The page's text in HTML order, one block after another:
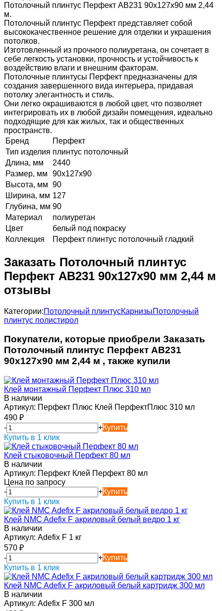
Потолочный плинтус Перфект AB231 90х127х90 мм 2,44
м.
Потолочный плинтус Перфект представляет собой
высококачественное решение для отделки и украшения
потолков.
Изготовленный из прочного полиуретана, он сочетает в
себе легкость установки, прочность и устойчивость к
воздействию влаги и внешним факторам.
Потолочные плинтусы Перфект предназначены для
создания завершенного вида интерьера, придавая
потолку элегантность и стиль.
Они легко окрашиваются в любой цвет, что позволяет
интегрировать их в любой дизайн помещения, идеально
подходящие для как жилых, так и общественных
пространств.
Бренд
Перфект
Тип изделия плинтус потолочный
Длина, мм
2440
Размер, мм
90х127х90
Высота, мм 90
Ширина, мм 127
Глубина, мм 90
Материал
полиуретан
Цвет
белый под покраску
Коллекция
Перфект плинтус потолочный гладкий
Заказать Потолочный плинтус
Перфект AB231 90х127х90 мм 2,44 м
отзывы
Категории:Потолочный плинтусКарнизыПотолочный
плинтус полистирол
Покупатели, которые приобрели Заказать
Потолочный плинтус Перфект AB231
90х127х90 мм 2,44 м , также купили
Клей монтажный Перфект Плюс 310 мл
В наличии
Артикул: Перфект Плюс Клей ПерфектПлюс 310 мл
490 ₽
-
+Купить
Купить в 1 клик
Клей стыковочный Перфект 80 мл
В наличии
Артикул: Перфект Клей Перфект 80 мл
Цена по запросу
-
+Купить
Купить в 1 клик
Клей NMC Adefix F акриловый белый ведро 1 кг
В наличии
Артикул: Adefix F 1 кг
570 ₽
-
+Купить
Купить в 1 клик
Клей NMC Adefix F акриловый белый картридж 300 мл
В наличии
Артикул: Adefix F 300 мл